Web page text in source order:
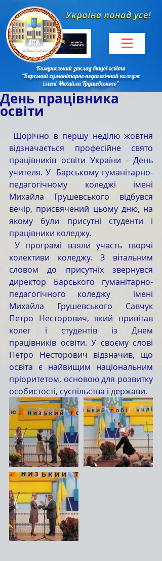
Комунальний заклад вищої освіти
"Барський гуманітарно-педагогічний коледж
імені Михайла Грушевського"
День працівника
освіти
відзначається професійне свято
працівників освіти України - День
учителя. У  Барському гуманітарно-
педагогічному коледжі імені
Михайла Грушевського відбувся
вечір, присвячений цьому дню, на
якому були присутні студенти і
працівники коледжу.
У програмі взяли участь творчі
колективи коледжу. З вітальним
словом до присутніх звернувся
директор Барського гуманітарно-
педагогічного коледжу  імені
Михайла Грушевського Савчук
Петро Несторович, який привітав
колег і студентів із Днем
працівників освіти. У своєму слові
Петро Несторович відзначив, що
освіта є найвищим національним
пріоритетом, основою для розвитку
особистості, суспільства і держави.